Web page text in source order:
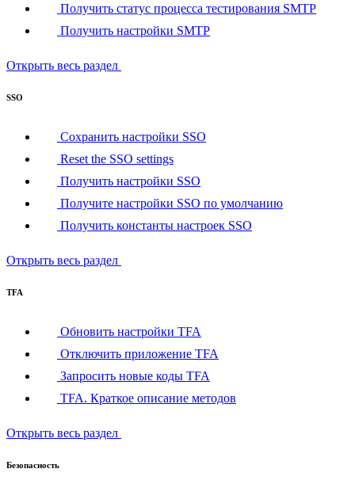
Получить статус процесса тестирования SMTP
Получить настройки SMTP
Открыть весь раздел
SSO
Сохранить настройки SSO
Reset the SSO settings
Получить настройки SSO
Получите настройки SSO по умолчанию
Получить константы настроек SSO
Открыть весь раздел
TFA
Обновить настройки TFA
Отключить приложение TFA
Запросить новые коды TFA
TFA. Краткое описание методов
Открыть весь раздел
Безопасность